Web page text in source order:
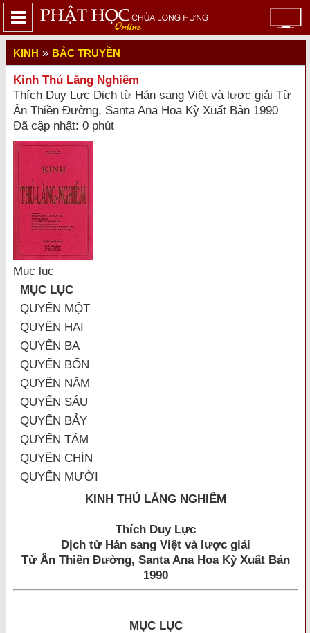
KINH » BẮC TRUYỀN
Kinh Thủ Lăng Nghiêm
Thích Duy Lực Dịch từ Hán sang Việt và lược giải Từ
Ân Thiền Đường, Santa Ana Hoa Kỳ Xuất Bản 1990
Đã cập nhật: 0 phút
Mục lục
MỤC LỤC
QUYỂN MỘT
QUYỂN HAI
QUYỂN BA
QUYỂN BỐN
QUYỂN NĂM
QUYỂN SÁU
QUYỂN BẢY
QUYỂN TÁM
QUYỂN CHÍN
QUYỂN MƯỜI
KINH THỦ LĂNG NGHIÊM
Thích Duy Lực
Dịch từ Hán sang Việt và lược giải
Từ Ân Thiền Đường, Santa Ana Hoa Kỳ Xuất Bản
1990
MỤC LỤC